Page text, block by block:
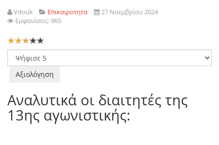
Vdouk Επικαιροτητα
27 Νοεμβρίου 2024
Εμφανίσεις: 965
Αξιολόγηση
Χρήστη:3/5
Παρακαλώ
αξιολογήστε
Αναλυτικά οι διαιτητές της
13ης αγωνιστικής: